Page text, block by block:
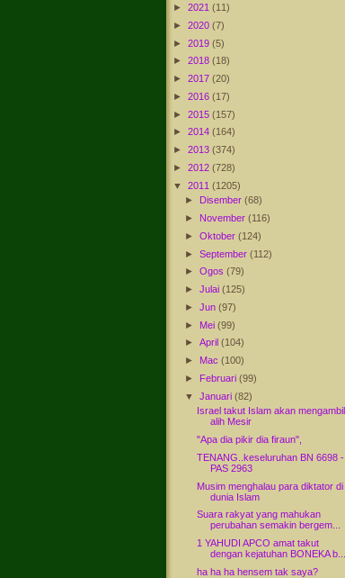
► 2021 (11)
► 2020 (7)
► 2019 (5)
► 2018 (18)
► 2017 (20)
► 2016 (17)
► 2015 (157)
► 2014 (164)
► 2013 (374)
► 2012 (728)
▼
2011 (1205)
►
Disember(68)
► November(116)
►Oktober(124)
►September(112)
►Ogos(79)
►Julai(125)
►Jun(97)
► Mei(99)
►April(104)
► Mac(100)
► Februari(99)
▼
Januari(82)
Israel takut Islam akan mengambil
alih Mesir
"Apa dia pikir dia firaun",
TENANG..keseluruhan BN 6698 -
PAS 2963
Musim menghalau para diktator di
dunia Islam
Suara rakyat yang mahukan
perubahan semakin bergem...
1 YAHUDI APCO amat takut
dengan kejatuhan BONEKA b...
ha ha ha hensem tak saya?